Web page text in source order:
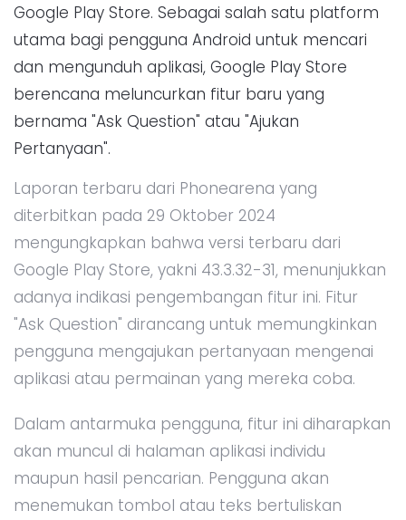
Google Play Store. Sebagai salah satu platform
utama bagi pengguna Android untuk mencari
dan mengunduh aplikasi, Google Play Store
berencana meluncurkan fitur baru yang
bernama "Ask Question" atau "Ajukan
Pertanyaan".
Laporan terbaru dari Phonearena yang
diterbitkan pada 29 Oktober 2024
mengungkapkan bahwa versi terbaru dari
Google Play Store, yakni 43.3.32-31, menunjukkan
adanya indikasi pengembangan fitur ini. Fitur
"Ask Question" dirancang untuk memungkinkan
pengguna mengajukan pertanyaan mengenai
aplikasi atau permainan yang mereka coba.
Dalam antarmuka pengguna, fitur ini diharapkan
akan muncul di halaman aplikasi individu
maupun hasil pencarian. Pengguna akan
menemukan tombol atau teks bertuliskan